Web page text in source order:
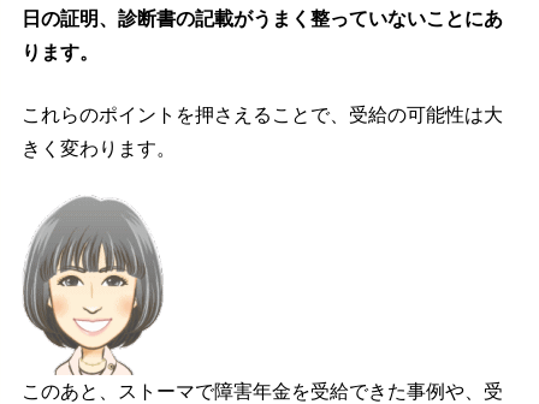
日の証明、診断書の記載がうまく整っていないことにあ
ります。
これらのポイントを押さえることで、受給の可能性は大
きく変わります。
このあと、ストーマで障害年金を受給できた事例や、受